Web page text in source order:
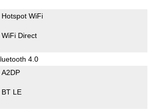
Hotspot WiFi
WiFi Direct
4.0
A2DP
BT LE